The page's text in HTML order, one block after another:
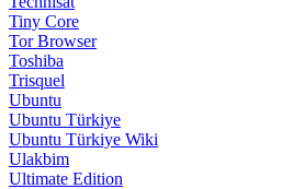
Tiny Core
Tor Browser
Toshiba
Trisquel
Ubuntu
Ubuntu Türkiye
Ubuntu Türkiye Wiki
Ulakbim
Ultimate Edition